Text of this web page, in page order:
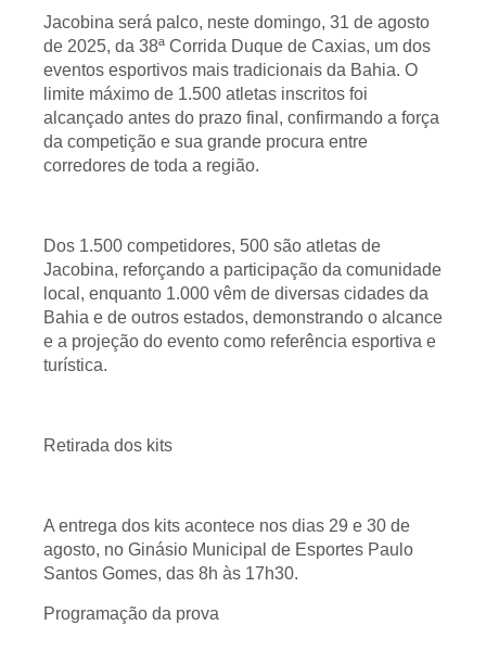
Jacobina será palco, neste domingo, 31 de agosto
de 2025, da 38ª Corrida Duque de Caxias, um dos
eventos esportivos mais tradicionais da Bahia. O
limite máximo de 1.500 atletas inscritos foi
alcançado antes do prazo final, confirmando a força
da competição e sua grande procura entre
corredores de toda a região.
Dos 1.500 competidores, 500 são atletas de
Jacobina, reforçando a participação da comunidade
local, enquanto 1.000 vêm de diversas cidades da
Bahia e de outros estados, demonstrando o alcance
e a projeção do evento como referência esportiva e
turística.
Retirada dos kits
A entrega dos kits acontece nos dias 29 e 30 de
agosto, no Ginásio Municipal de Esportes Paulo
Santos Gomes, das 8h às 17h30.
Programação da prova